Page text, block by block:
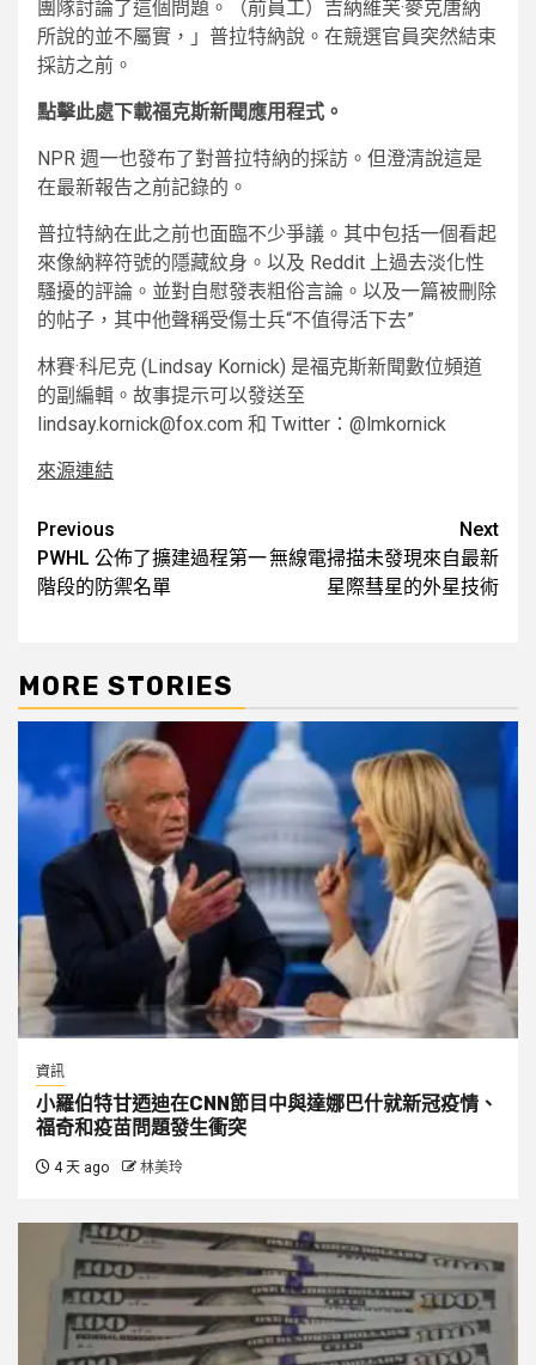
團隊討論了這個問題。（前員工）吉納維芙·麥克唐納
所說的並不屬實，」普拉特納說。在競選官員突然結束
採訪之前。
點擊此處下載福克斯新聞應用程式。
NPR 週一也發布了對普拉特納的採訪。但澄清說這是
在最新報告之前記錄的。
普拉特納在此之前也面臨不少爭議。其中包括一個看起
來像納粹符號的隱藏紋身。以及 Reddit 上過去淡化性
騷擾的評論。並對自慰發表粗俗言論。以及一篇被刪除
的帖子，其中他聲稱受傷士兵“不值得活下去”
林賽·科尼克 (Lindsay Kornick) 是福克斯新聞數位頻道
的副編輯。故事提示可以發送至
lindsay.kornick@fox.com 和 Twitter：@lmkornick
來源連結
Post
navigation
Previous
PWHL 公佈了擴建過程第一
階段的防禦名單
Next
無線電掃描未發現來自最新
星際彗星的外星技術
MORE STORIES
資訊
小羅伯特甘迺迪在CNN節目中與達娜巴什就新冠疫情、
福奇和疫苗問題發生衝突
4 天 ago 林美玲